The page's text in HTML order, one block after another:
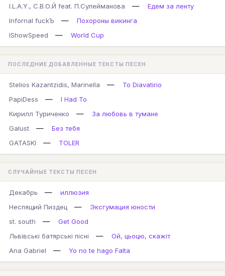
I.L.A.Y., С.В.О.Й feat. П.Сулейманова
—
Едем за ленту
Infornal fuckЪ
—
Похороны викинга
IShowSpeed
— World Cup
ПОСЛЕДНИЕ ДОБАВЛЕННЫЕ ТЕКСТЫ ПЕСЕН
Stelios Kazantzidis, Marinella —
To Diavatirio
PapiDess
—
I Had To
Кирилл Туриченко
—
За любовь в тумане
Galust
—
Без тебя
GATASKI
— TOLER
СЛУЧАЙНЫЕ ТЕКСТЫ ПЕСЕН
Декабрь —
иллюзия
Неспящий Пиздец
—
Эксгумация юности
st. south
—
Get Good
Львівські батярські пісні
—
Ой, цьоцю, скажіт
Ana Gabriel
— Yo no te hago Falta